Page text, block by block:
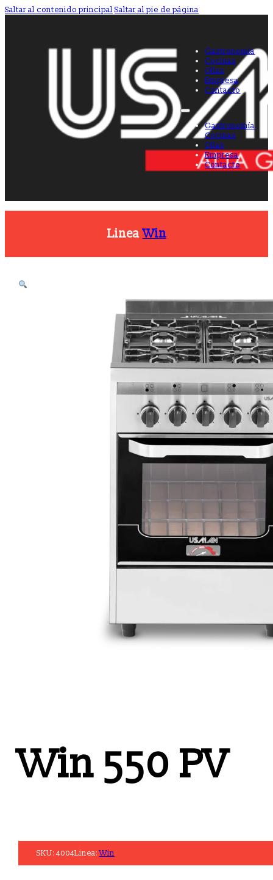
Saltar al contenido principal Saltar al pie de página
Gastronomía
Cocinas
Ollas
Empresa
Contacto
Gastronomía
Cocinas
Ollas
Empresa
Contacto
Linea Win
Win 550 PV
SKU: 4004Linea:Win